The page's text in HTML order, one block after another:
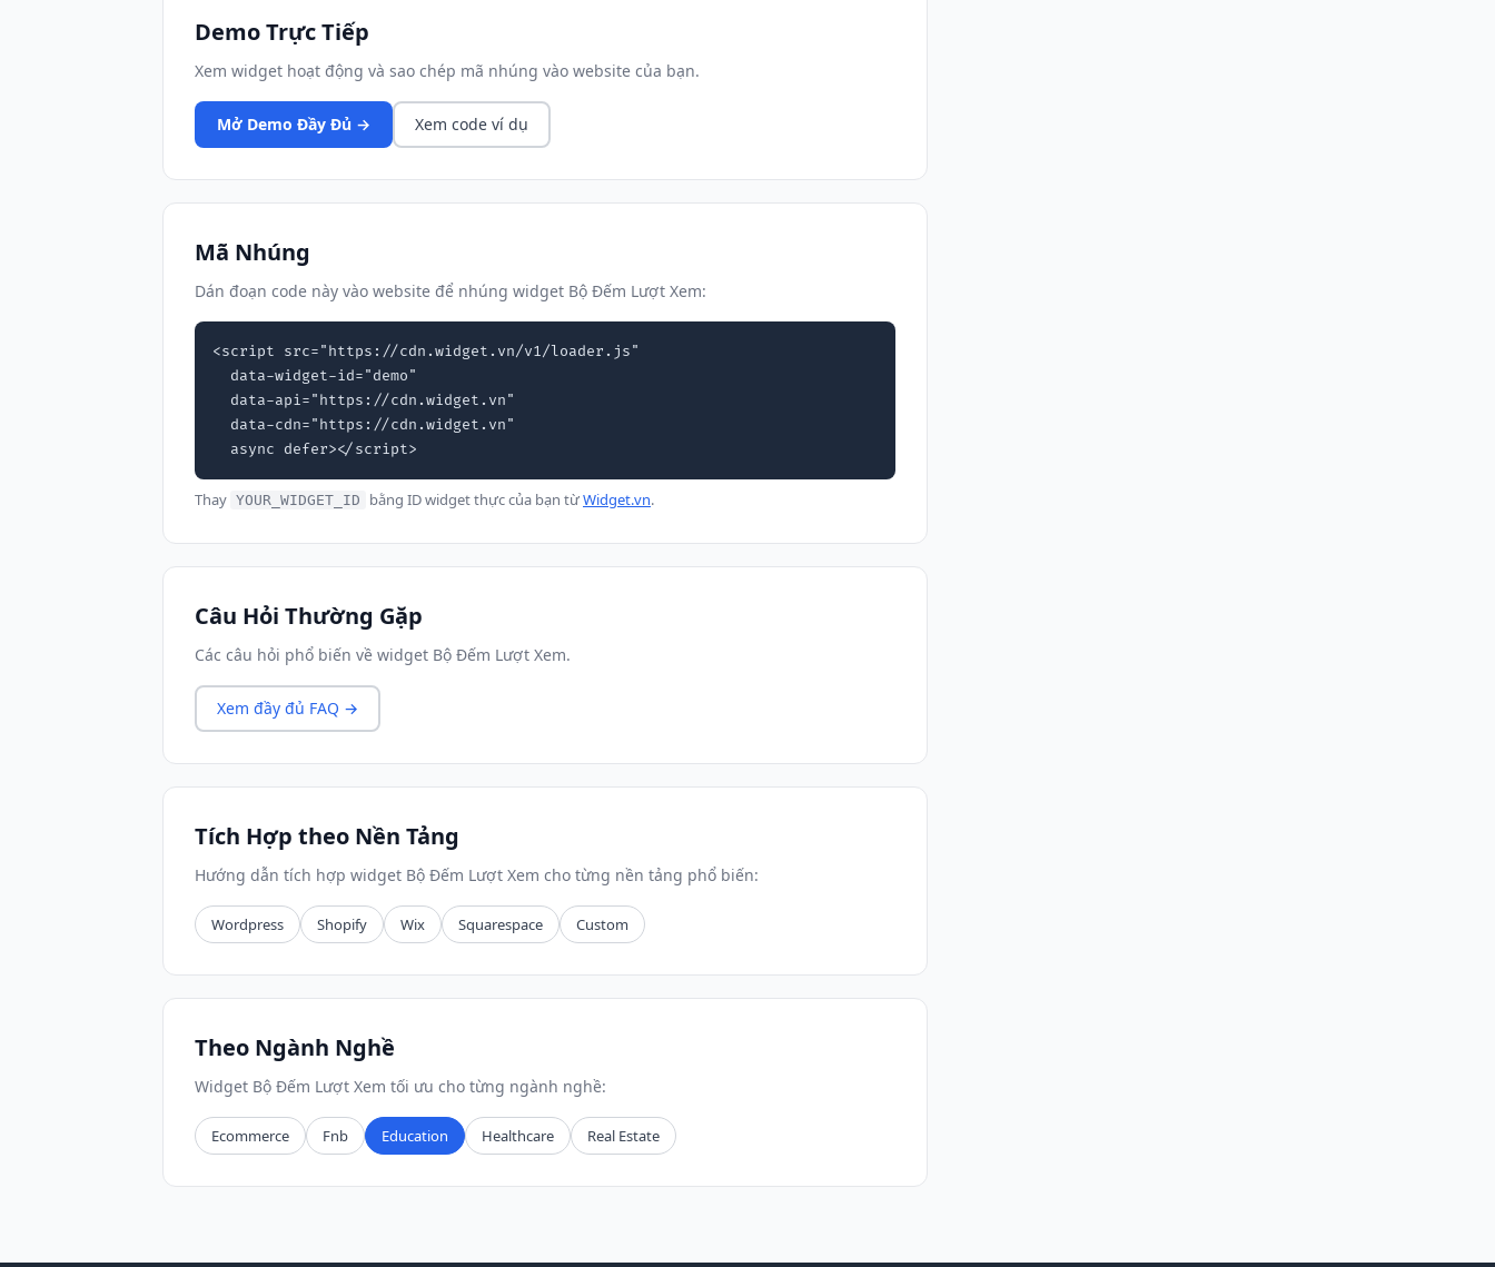
Demo Trực Tiếp
Xem widget hoạt động và sao chép mã nhúng vào website của bạn.
Mở Demo Đầy Đủ → Xem code ví dụ
Mã Nhúng
Dán đoạn code này vào website để nhúng widget Bộ Đếm Lượt Xem:
<script src="https://cdn.widget.vn/v1/loader.js"
  async defer></script>
Thay YOUR_WIDGET_ID bằng ID widget thực của bạn từWidget.vn.
Câu Hỏi Thường Gặp
Các câu hỏi phổ biến về widget Bộ Đếm Lượt Xem.
Xem đầy đủ FAQ →
Tích Hợp theo Nền Tảng
Hướng dẫn tích hợp widget Bộ Đếm Lượt Xem cho từng nền tảng phổ biến:
Wordpress Shopify Wix Squarespace Custom
Theo Ngành Nghề
Widget Bộ Đếm Lượt Xem tối ưu cho từng ngành nghề:
Ecommerce Fnb Education Healthcare Real Estate